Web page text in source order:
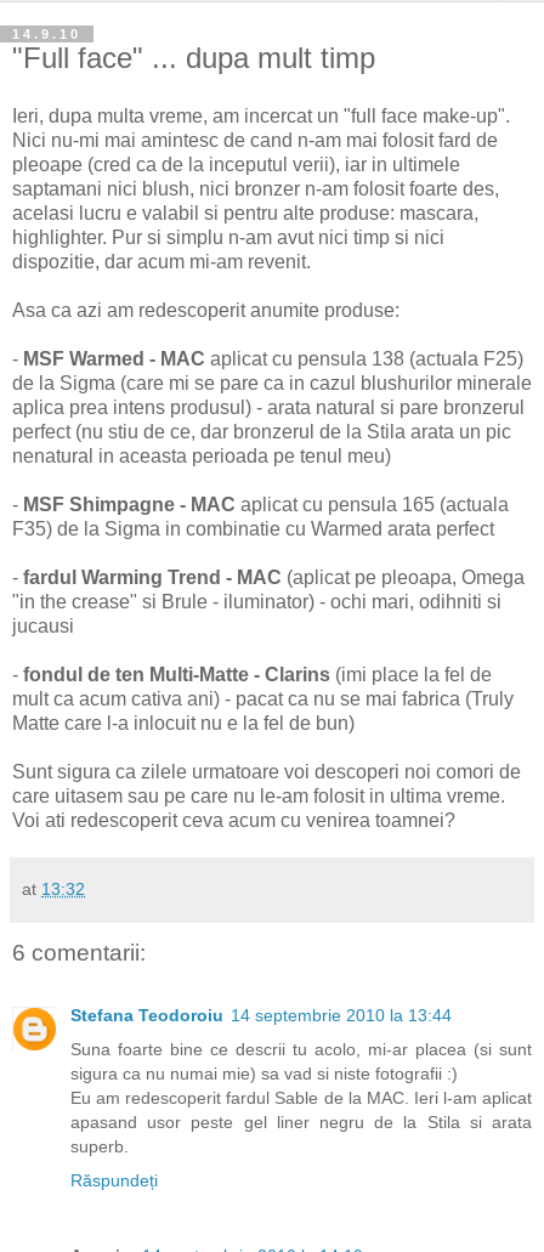
14.9.10
"Full face" ... dupa mult timp
Ieri, dupa multa vreme, am incercat un "full face make-up".
Nici nu-mi mai amintesc de cand n-am mai folosit fard de
pleoape (cred ca de la inceputul verii), iar in ultimele
saptamani nici blush, nici bronzer n-am folosit foarte des,
acelasi lucru e valabil si pentru alte produse: mascara,
highlighter. Pur si simplu n-am avut nici timp si nici
dispozitie, dar acum mi-am revenit.
Asa ca azi am redescoperit anumite produse:
- MSF Warmed - MAC aplicat cu pensula 138 (actuala F25)
de la Sigma (care mi se pare ca in cazul blushurilor minerale
aplica prea intens produsul) - arata natural si pare bronzerul
perfect (nu stiu de ce, dar bronzerul de la Stila arata un pic
nenatural in aceasta perioada pe tenul meu)
- MSF Shimpagne - MAC aplicat cu pensula 165 (actuala
F35) de la Sigma in combinatie cu Warmed arata perfect
- fardul Warming Trend - MAC (aplicat pe pleoapa, Omega
"in the crease" si Brule - iluminator) - ochi mari, odihniti si
jucausi
- fondul de ten Multi-Matte - Clarins (imi place la fel de
mult ca acum cativa ani) - pacat ca nu se mai fabrica (Truly
Matte care l-a inlocuit nu e la fel de bun)
Sunt sigura ca zilele urmatoare voi descoperi noi comori de
care uitasem sau pe care nu le-am folosit in ultima vreme.
Voi ati redescoperit ceva acum cu venirea toamnei?
at 13:32
6 comentarii:
Stefana Teodoroiu 14 septembrie 2010 la 13:44
Suna foarte bine ce descrii tu acolo, mi-ar placea (si sunt
sigura ca nu numai mie) sa vad si niste fotografii :)
Eu am redescoperit fardul Sable de la MAC. Ieri l-am aplicat
apasand usor peste gel liner negru de la Stila si arata
superb.
Răspundeți